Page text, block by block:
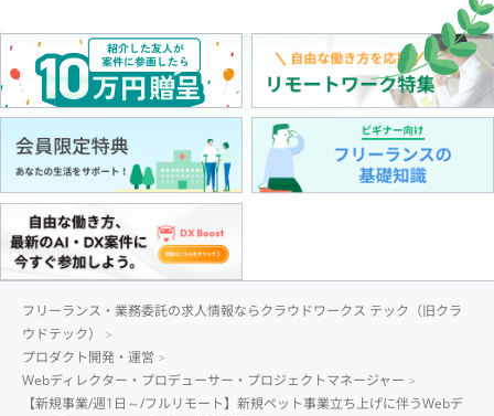
フリーランス・業務委託の求人情報ならクラウドワークス テック（旧クラ
ウドテック）
プロダクト開発・運営
Webディレクター・プロデューサー・プロジェクトマネージャー
【新規事業/週1日～/フルリモート】新規ペット事業立ち上げに伴うWebデ